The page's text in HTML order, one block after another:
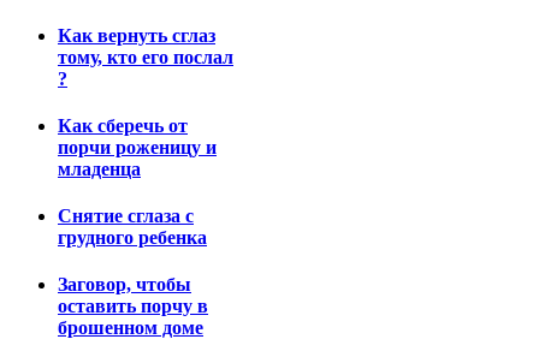
Как вернуть сглаз
тому, кто его послал
?
Как сберечь от
порчи роженицу и
младенца
Снятие сглаза с
грудного ребенка
Заговор, чтобы
оставить порчу в
брошенном доме